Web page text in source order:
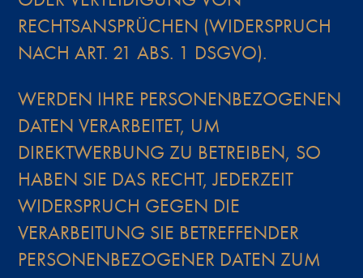
RECHTSANSPRÜCHEN (WIDERSPRUCH
NACH ART. 21 ABS. 1 DSGVO).
WERDEN IHRE PERSONENBEZOGENEN
DATEN VERARBEITET, UM
DIREKTWERBUNG ZU BETREIBEN, SO
HABEN SIE DAS RECHT, JEDERZEIT
WIDERSPRUCH GEGEN DIE
VERARBEITUNG SIE BETREFFENDER
PERSONENBEZOGENER DATEN ZUM